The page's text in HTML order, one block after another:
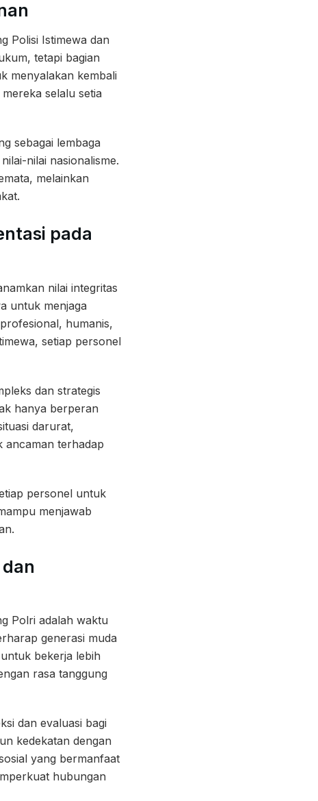
Polisi Istimewa dan
tetapi bagian
menyalakan kembali
selalu setia
sebagai lembaga
nilai nasionalisme.
melainkan
pada
nilai integritas
untuk menjaga
humanis,
setiap personel
dan strategis
hanya berperan
darurat,
ancaman terhadap
personel untuk
menjawab
Polri adalah waktu
generasi muda
bekerja lebih
rasa tanggung
dan evaluasi bagi
kedekatan dengan
yang bermanfaat
hubungan